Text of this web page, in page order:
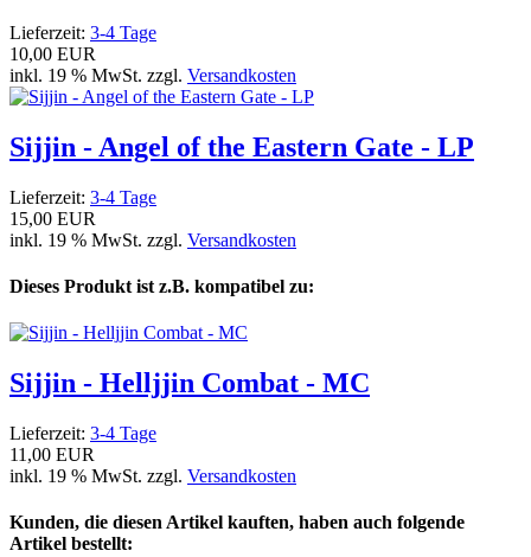
Lieferzeit: 3-4 Tage
10,00 EUR
inkl. 19 % MwSt. zzgl. Versandkosten
Sijjin - Angel of the Eastern Gate - LP
Lieferzeit: 3-4 Tage
15,00 EUR
inkl. 19 % MwSt. zzgl. Versandkosten
Dieses Produkt ist z.B. kompatibel zu:
Sijjin - Helljjin Combat - MC
Lieferzeit: 3-4 Tage
11,00 EUR
inkl. 19 % MwSt. zzgl. Versandkosten
Kunden, die diesen Artikel kauften, haben auch folgende
Artikel bestellt: